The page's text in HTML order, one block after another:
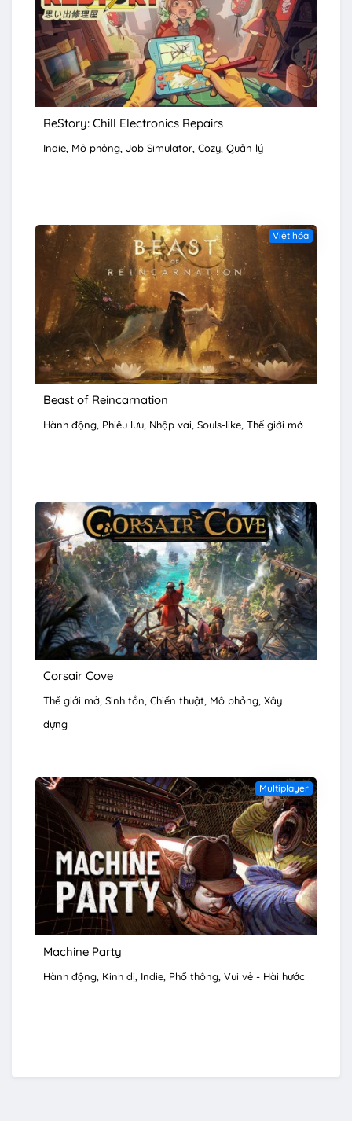
ReStory: Chill Electronics Repairs
Indie Mô phỏng Job Simulator Cozy Quản lý
Việt hóa
Beast of Reincarnation
Hành động Phiêu lưu Nhập vai Souls-like Thế giới mở
Corsair Cove
Thế giới mở Sinh tồn Chiến thuật Mô phỏng Xây
dựng
Multiplayer
Machine Party
Hành động Kinh dị Indie Phổ thông Vui vẻ - Hài hước